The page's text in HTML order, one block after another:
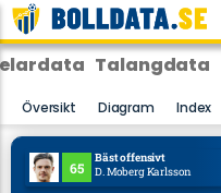
Talangdata
Översikt Diagram Index
65
Bäst offensivt
D. Moberg Karlsson